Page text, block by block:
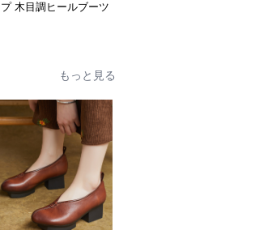
プ 木目調ヒールブーツ
もっと見る